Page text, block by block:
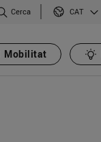
Cerca CAT
Mobilitat